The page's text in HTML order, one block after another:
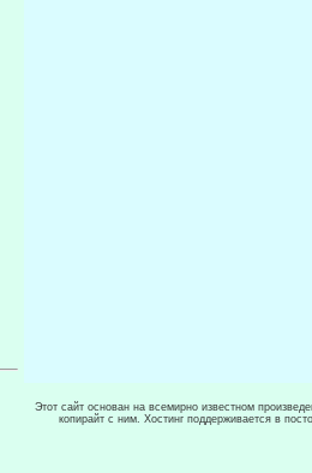
Этот сайт основан на всемирно известном
копирайт с ним. Хостинг поддерживается в